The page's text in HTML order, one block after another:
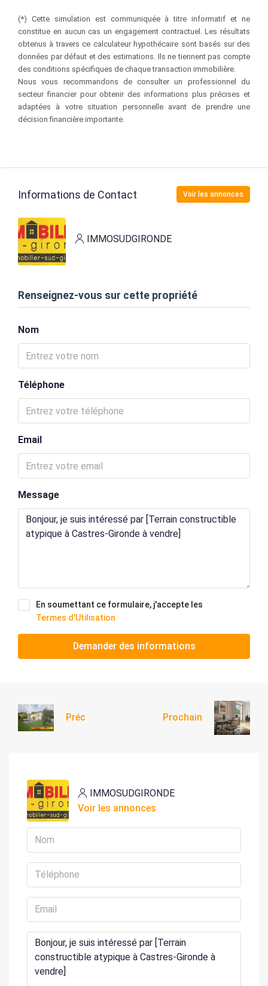
(*) Cette simulation est communiquée à titre informatif et ne
constitue en aucun cas un engagement contractuel. Les résultats
obtenus à travers ce calculateur hypothécaire sont basés sur des
données par défaut et des estimations. Ils ne tiennent pas compte
des conditions spécifiques de chaque transaction immobilière.
Nous vous recommandons de consulter un professionnel du
secteur financier pour obtenir des informations plus précises et
adaptées à votre situation personnelle avant de prendre une
décision financière importante.
Informations de Contact Voir les annonces
IMMOSUDGIRONDE
Renseignez-vous sur cette propriété
Nom
Téléphone
Email
Message
En soumettant ce formulaire, j'accepte les
Termes d'Utilisation
Demander des informations
Préc Prochain
IMMOSUDGIRONDE
Voir les annonces